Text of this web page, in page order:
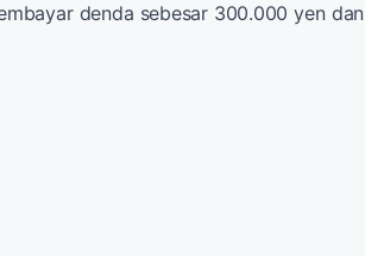
denda sebesar 300.000 yen dan